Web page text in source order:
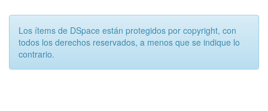
Los ítems de DSpace están protegidos por copyright, con
todos los derechos reservados, a menos que se indique lo
contrario.